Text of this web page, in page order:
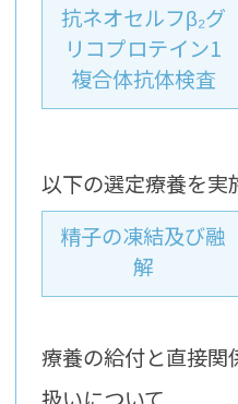
抗ネオセルフβ₂グ
リコプロテイン1
複合体抗体検査
以下の選定療養を実
精子の凍結及び融
解
療養の給付と直接関